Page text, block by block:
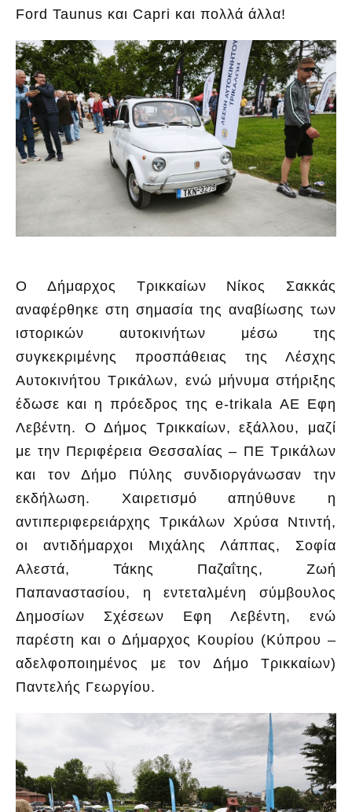
Ford Taunus και Capri και πολλά άλλα!
Ο Δήμαρχος Τρικκαίων Νίκος Σακκάς
αναφέρθηκε στη σημασία της αναβίωσης των
ιστορικών αυτοκινήτων μέσω της
συγκεκριμένης προσπάθειας της Λέσχης
Αυτοκινήτου Τρικάλων, ενώ μήνυμα στήριξης
έδωσε και η πρόεδρος της e-trikala ΑΕ Εφη
Λεβέντη. Ο Δήμος Τρικκαίων, εξάλλου, μαζί
με την Περιφέρεια Θεσσαλίας – ΠΕ Τρικάλων
και τον Δήμο Πύλης συνδιοργάνωσαν την
εκδήλωση. Χαιρετισμό απηύθυνε η
αντιπεριφερειάρχης Τρικάλων Χρύσα Ντιντή,
οι αντιδήμαρχοι Μιχάλης Λάππας, Σοφία
Αλεστά, Τάκης Παζαΐτης, Ζωή
Παπαναστασίου, η εντεταλμένη σύμβουλος
Δημοσίων Σχέσεων Εφη Λεβέντη, ενώ
παρέστη και ο Δήμαρχος Κουρίου (Κύπρου –
αδελφοποιημένος με τον Δήμο Τρικκαίων)
Παντελής Γεωργίου.